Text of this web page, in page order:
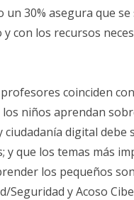
un 30% asegura que se
y con los recursos
coinciden
los niños aprendan
ciudadanía digital debe
y que los temas más
los pequeños
Seguridad y Acoso